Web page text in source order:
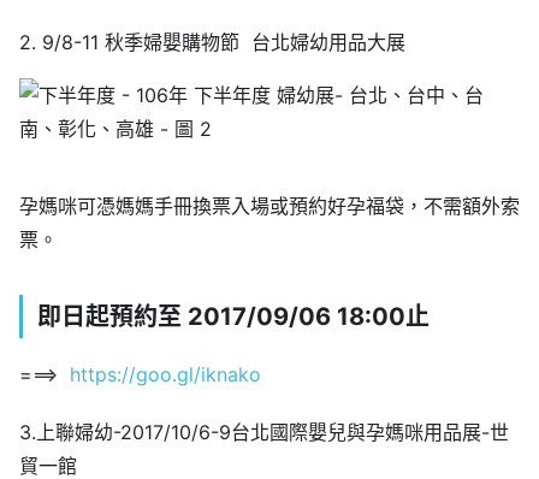
2. 9/8-11 秋季婦嬰購物節 台北婦幼用品大展
孕媽咪可憑媽媽手冊換票入場或預約好孕福袋，不需額外索
票。
即日起預約至 2017/09/06 18:00止
===> https://goo.gl/iknako
3.上聯婦幼-2017/10/6-9台北國際嬰兒與孕媽咪用品展-世
貿一館